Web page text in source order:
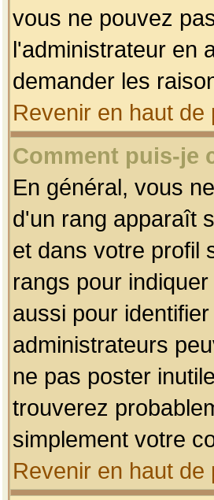
vous ne pouvez
l'administrateur en
demander les
Revenir en haut de
Comment puis-je
En général, vous
d'un rang apparaît
et dans votre profil
rangs pour
aussi pour
administrateurs
ne pas poster
trouverez
simplement votre
Revenir en haut de